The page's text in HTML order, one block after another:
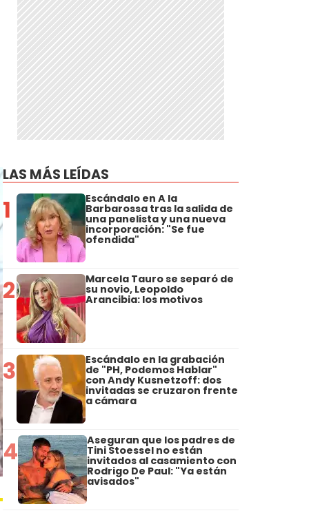
LAS MÁS LEÍDAS
1 Escándalo en A la
Barbarossa tras la salida de
una panelista y una nueva
incorporación: "Se fue
ofendida"
2 Marcela Tauro se separó de
su novio, Leopoldo
Arancibia: los motivos
3 Escándalo en la grabación
de "PH, Podemos Hablar"
con Andy Kusnetzoff: dos
invitadas se cruzaron frente
a cámara
4 Aseguran que los padres de
Tini Stoessel no están
invitados al casamiento con
Rodrigo De Paul: "Ya están
avisados"